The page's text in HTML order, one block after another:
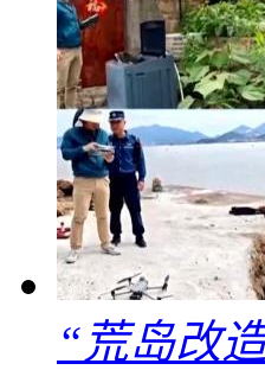
“荒岛改